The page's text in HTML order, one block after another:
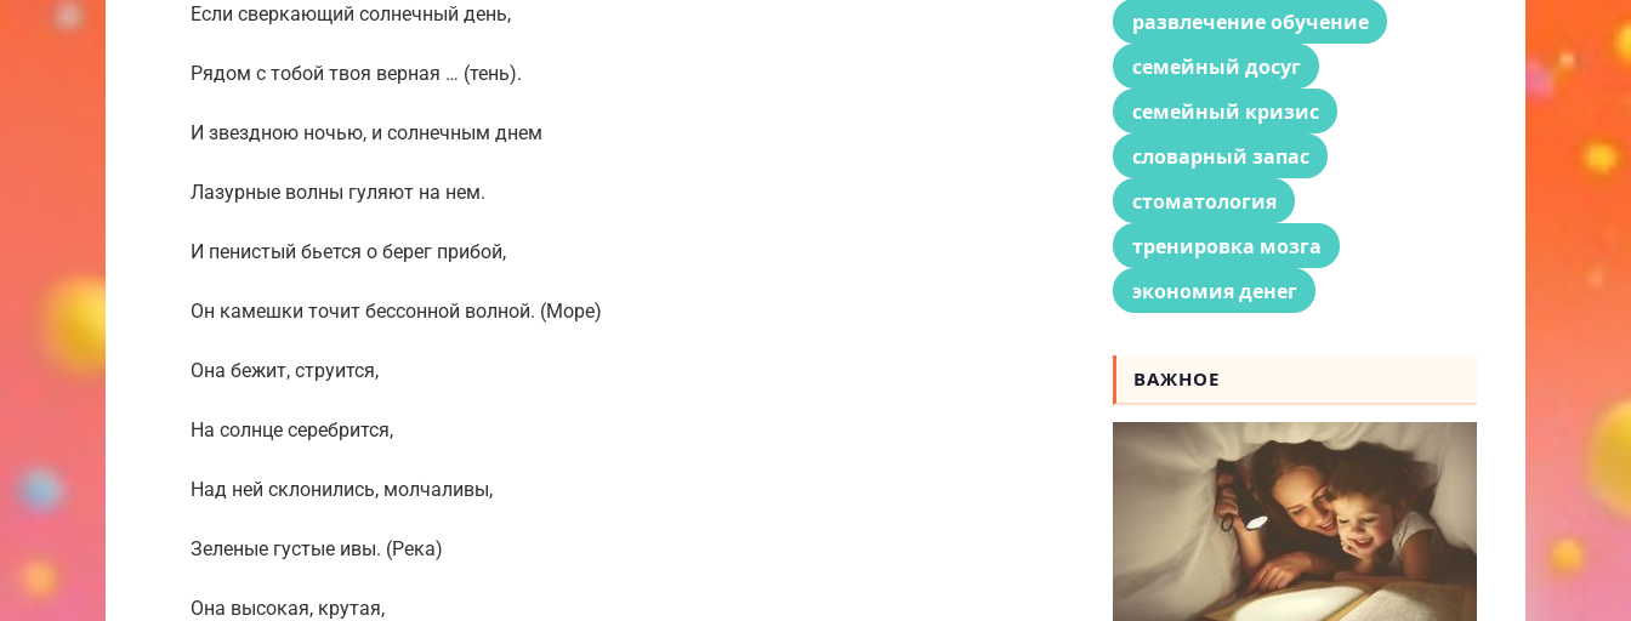
Если сверкающий солнечный день,
Рядом с тобой твоя верная … (тень).
И звездною ночью, и солнечным днем
Лазурные волны гуляют на нем.
И пенистый бьется о берег прибой,
Он камешки точит бессонной волной. (Море)
Она бежит, струится,
На солнце серебрится,
Над ней склонились, молчаливы,
Зеленые густые ивы. (Река)
Она высокая, крутая,
развлечение обучение
семейный досуг
семейный кризис
словарный запас
стоматология
тренировка мозга
экономия денег
ВАЖНОЕ